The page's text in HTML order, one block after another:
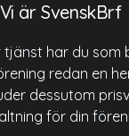
Vi är SvenskBrf
tjänst har du som
redan en
dessutom
för din